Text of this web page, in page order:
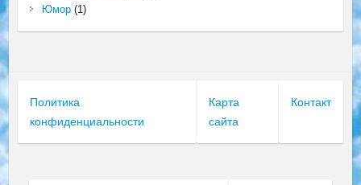
Юмор(1)
Политика
конфиденциальности
Карта
сайта
Контакт